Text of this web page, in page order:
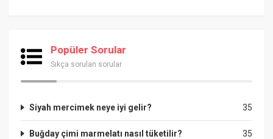
Popüler Sorular
Sıkça sorulan sorular
35
Siyah mercimek neye iyi gelir?
35
Buğday çimi marmelatı nasıl tüketilir?